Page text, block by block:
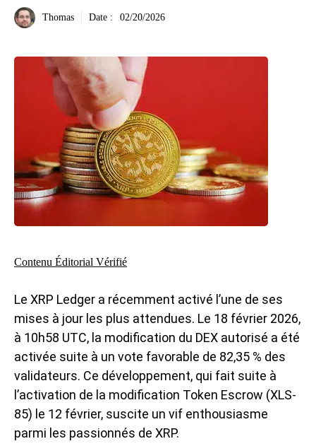
Thomas Date : 02/20/2026
Contenu Éditorial Vérifié
Le XRP Ledger a récemment activé l’une de ses
mises à jour les plus attendues. Le 18 février 2026,
à 10h58 UTC, la modification du DEX autorisé a été
activée suite à un vote favorable de 82,35 % des
validateurs. Ce développement, qui fait suite à
l’activation de la modification Token Escrow (XLS-
85) le 12 février, suscite un vif enthousiasme
parmi les passionnés de XRP.